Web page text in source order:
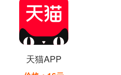
天猫APP